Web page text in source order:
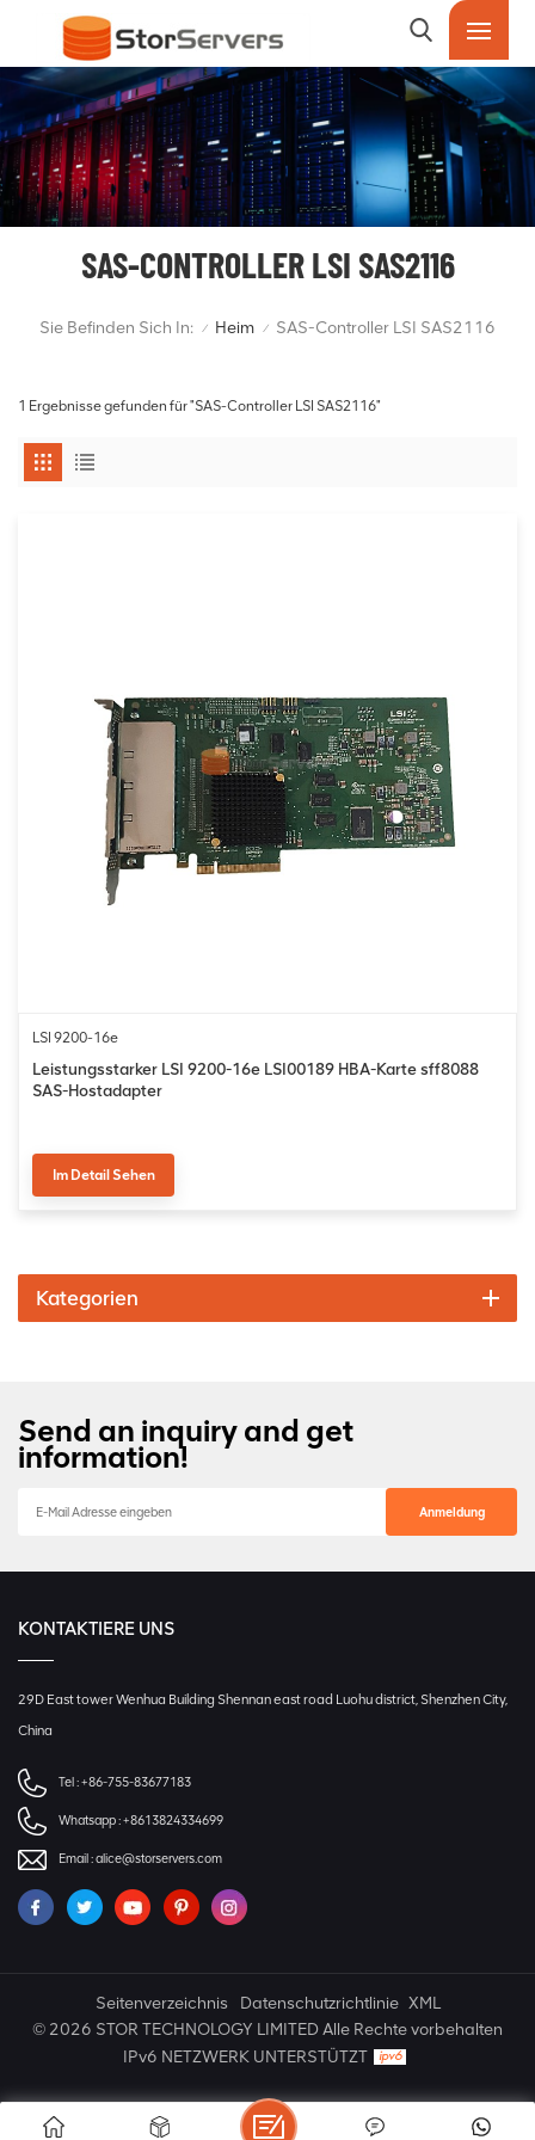
SAS-CONTROLLER LSI SAS2116
Sie Befinden Sich In: / Heim / SAS-Controller LSI SAS2116
1 Ergebnisse gefunden für "SAS-Controller LSI SAS2116"
LSI 9200-16e
Leistungsstarker LSI 9200-16e LSI00189 HBA-Karte sff8088
SAS-Hostadapter
Im Detail Sehen
Kategorien
Send an inquiry and get
information!
KONTAKTIERE UNS
29D East tower Wenhua Building Shennan east road Luohu district, Shenzhen City,
China
Tel :+86-755-83677183
Whatsapp :+8613824334699
Email :alice@storservers.com
Seitenverzeichnis Datenschutzrichtlinie XML
© 2026 STOR TECHNOLOGY LIMITED Alle Rechte vorbehalten
IPv6 NETZWERK UNTERSTÜTZT